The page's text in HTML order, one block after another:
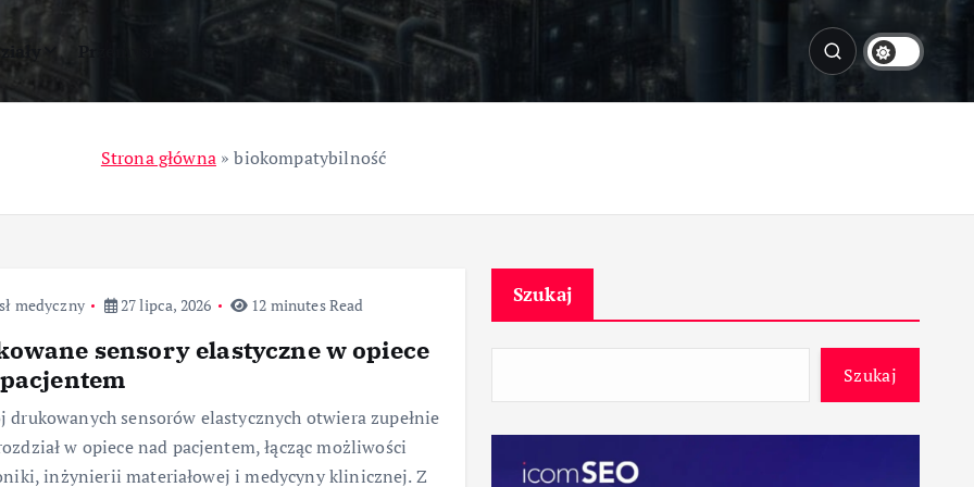
Przemysł
Strona główna»biokompatybilność
medyczny 27 lipca, 2026 12 minutes Read
sensory elastyczne w opiece
drukowanych sensorów elastycznych otwiera zupełnie
w opiece nad pacjentem, łącząc możliwości
inżynierii materiałowej i medycyny klinicznej. Z
Szukaj
Szukaj